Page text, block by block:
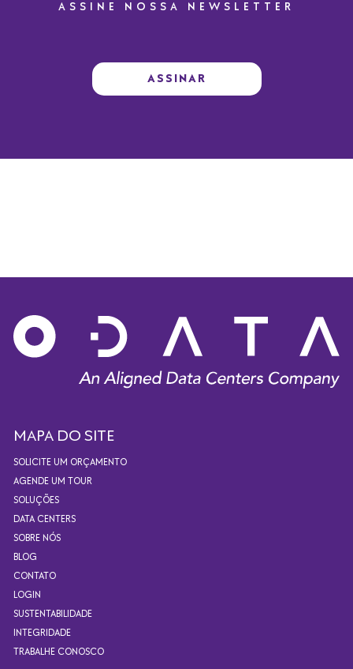
ASSINE NOSSA NEWSLETTER
ASSINAR
MAPA DO SITE
SOLICITE UM ORÇAMENTO
AGENDE UM TOUR
SOLUÇÕES
DATA CENTERS
SOBRE NÓS
BLOG
CONTATO
LOGIN
SUSTENTABILIDADE
INTEGRIDADE
TRABALHE CONOSCO